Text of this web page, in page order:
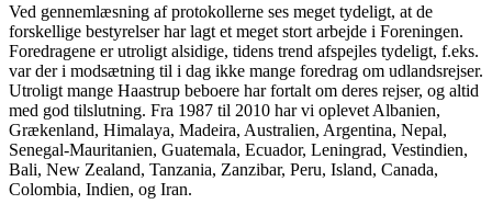
Ved gennemlæsning af protokollerne ses meget tydeligt, at de
forskellige bestyrelser har lagt et meget stort arbejde i Foreningen.
Foredragene er utroligt alsidige, tidens trend afspejles tydeligt, f.eks.
var der i modsætning til i dag ikke mange foredrag om udlandsrejser.
Utroligt mange Haastrup beboere har fortalt om deres rejser, og altid
med god tilslutning. Fra 1987 til 2010 har vi oplevet Albanien,
Grækenland, Himalaya, Madeira, Australien, Argentina, Nepal,
Senegal-Mauritanien, Guatemala, Ecuador, Leningrad, Vestindien,
Bali, New Zealand, Tanzania, Zanzibar, Peru, Island, Canada,
Colombia, Indien, og Iran.